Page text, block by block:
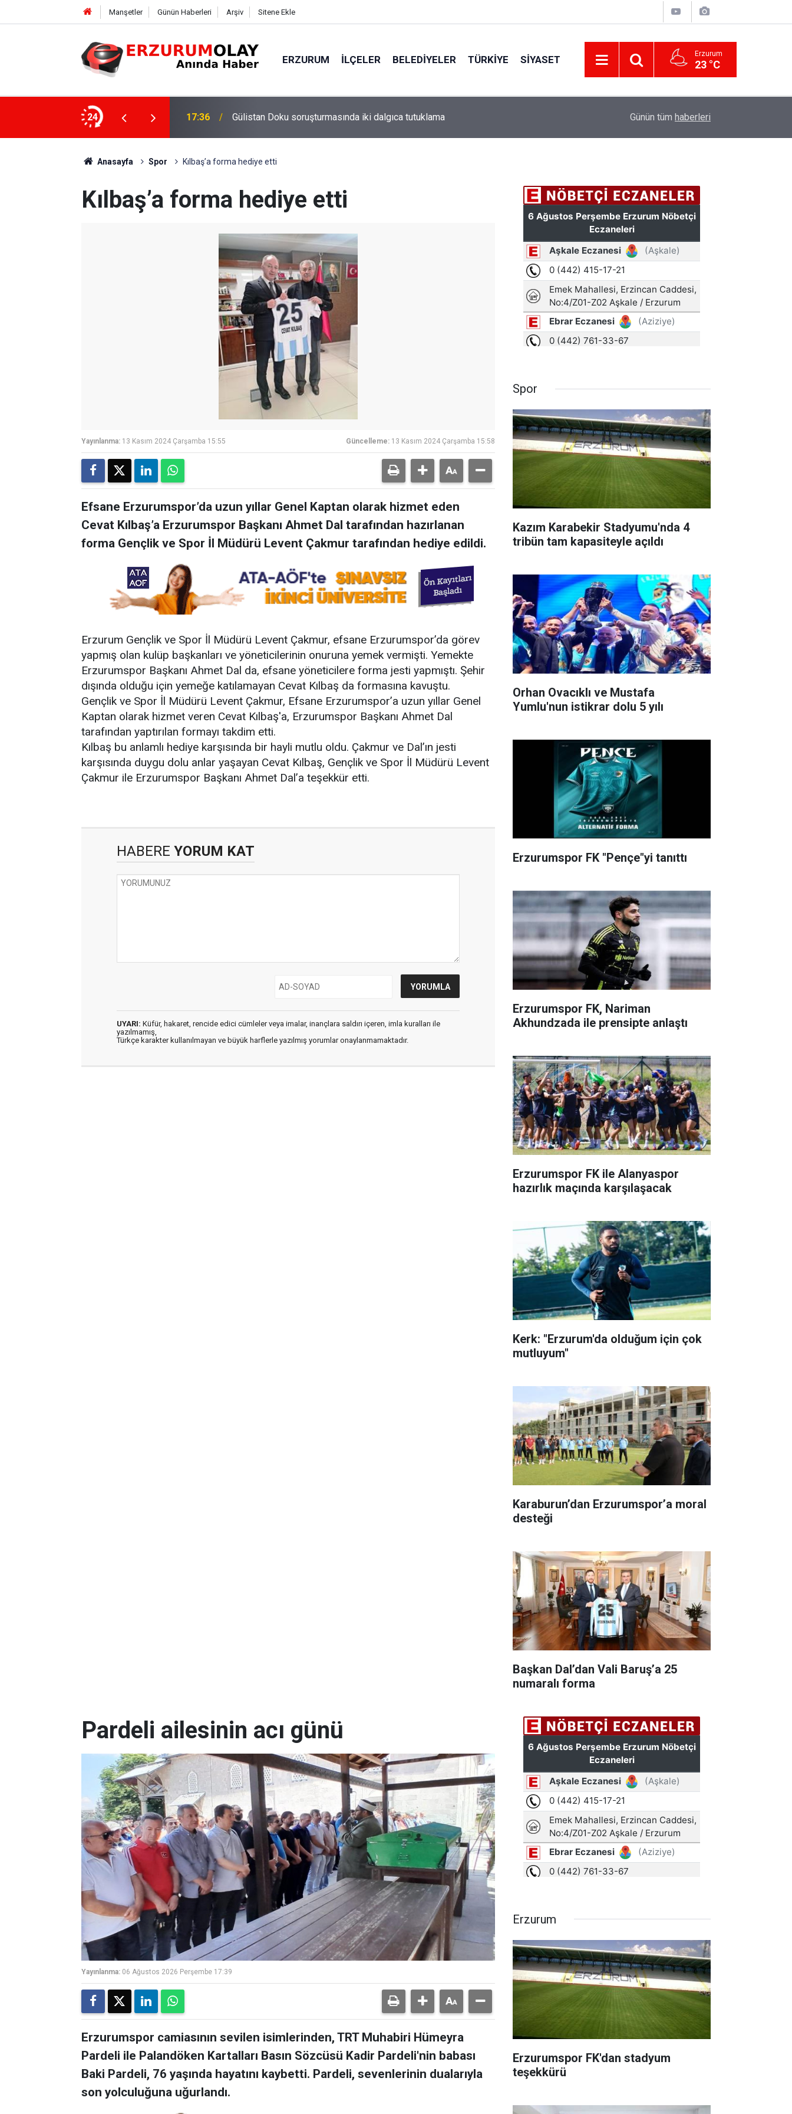
Manşetler Günün Haberleri Arşiv Sitene Ekle
ERZURUM İLÇELER BELEDIYELER TÜRKIYE SIYASET Erzurum
23 °C
24
dalgıca tutuklama 12:29 YÜRÜYEN PARALAR MANGASI
Günün tüm haberleri
Anasayfa Spor Kılbaş’a forma hediye etti
Kılbaş’a forma hediye etti
Yayınlanma: 13 Kasım 2024 Çarşamba 15:55 Güncelleme: 13 Kasım 2024 Çarşamba 15:58
Efsane Erzurumspor’da uzun yıllar Genel Kaptan olarak hizmet eden
Cevat Kılbaş’a Erzurumspor Başkanı Ahmet Dal tarafından hazırlanan
forma Gençlik ve Spor İl Müdürü Levent Çakmur tarafından hediye edildi.
Erzurum Gençlik ve Spor İl Müdürü Levent Çakmur, efsane Erzurumspor’da görev
yapmış olan kulüp başkanları ve yöneticilerinin onuruna yemek vermişti. Yemekte
Erzurumspor Başkanı Ahmet Dal da, efsane yöneticilere forma jesti yapmıştı. Şehir
dışında olduğu için yemeğe katılamayan Cevat Kılbaş da formasına kavuştu.
Gençlik ve Spor İl Müdürü Levent Çakmur, Efsane Erzurumspor’a uzun yıllar Genel
Kaptan olarak hizmet veren Cevat Kılbaş'a, Erzurumspor Başkanı Ahmet Dal
tarafından yaptırılan formayı takdim etti.
Kılbaş bu anlamlı hediye karşısında bir hayli mutlu oldu. Çakmur ve Dal’ın jesti
karşısında duygu dolu anlar yaşayan Cevat Kılbaş, Gençlik ve Spor İl Müdürü Levent
Çakmur ile Erzurumspor Başkanı Ahmet Dal’a teşekkür etti.
HABERE YORUM KAT
UYARI: Küfür, hakaret, rencide edici cümleler veya imalar, inançlara saldırı içeren, imla kuralları ile
yazılmamış,
Türkçe karakter kullanılmayan ve büyük harflerle yazılmış yorumlar onaylanmamaktadır.
Spor
Kazım Karabekir Stadyumu'nda 4
tribün tam kapasiteyle açıldı
Orhan Ovacıklı ve Mustafa
Yumlu'nun istikrar dolu 5 yılı
Erzurumspor FK "Pençe"yi tanıttı
Erzurumspor FK, Nariman
Akhundzada ile prensipte anlaştı
Erzurumspor FK ile Alanyaspor
hazırlık maçında karşılaşacak
Kerk: "Erzurum'da olduğum için çok
mutluyum"
Karaburun’dan Erzurumspor’a moral
desteği
Başkan Dal’dan Vali Baruş’a 25
numaralı forma
Pardeli ailesinin acı günü
Yayınlanma: 06 Ağustos 2026 Perşembe 17:39
Erzurumspor camiasının sevilen isimlerinden, TRT Muhabiri Hümeyra
Pardeli ile Palandöken Kartalları Basın Sözcüsü Kadir Pardeli'nin babası
Baki Pardeli, 76 yaşında hayatını kaybetti. Pardeli, sevenlerinin dualarıyla
son yolculuğuna uğurlandı.
Erzurum
Erzurumspor FK'dan stadyum
teşekkürü